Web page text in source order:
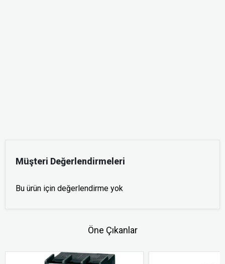
Müşteri Değerlendirmeleri
Bu ürün için değerlendirme yok
Öne Çıkanlar